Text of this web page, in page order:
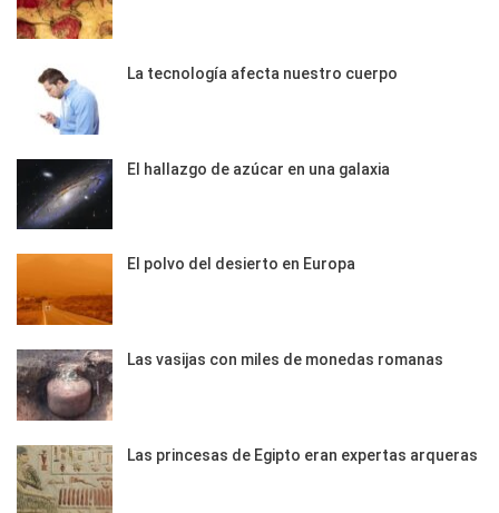
La tecnología afecta nuestro cuerpo
El hallazgo de azúcar en una galaxia
El polvo del desierto en Europa
Las vasijas con miles de monedas romanas
Las princesas de Egipto eran expertas arqueras